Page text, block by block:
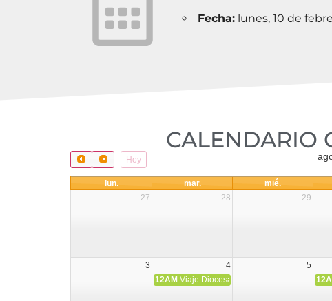
Fecha:lunes, 10 de
CALENDARIO
Hoy
lun. mar. mié.
27
28 29
3 4 5
12AM Viaje Diocesano a Japón.